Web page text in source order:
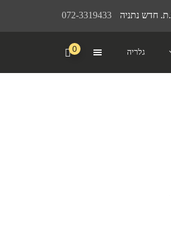
072-3319433
גלריה 0